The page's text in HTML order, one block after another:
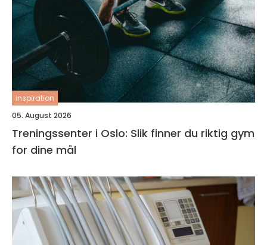
inspiration
05. August 2026
Treningssenter i Oslo: Slik finner du riktig gym
for dine mål